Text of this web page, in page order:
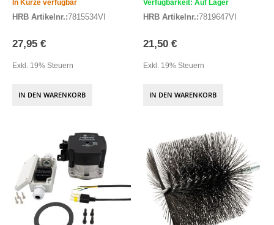
In Kürze verfügbar
HRB Artikelnr.:7815534VI
27,95 €
Exkl. 19% Steuern
IN DEN WARENKORB
Verfügbarkeit: Auf Lager
HRB Artikelnr.:7819647VI
21,50 €
Exkl. 19% Steuern
IN DEN WARENKORB